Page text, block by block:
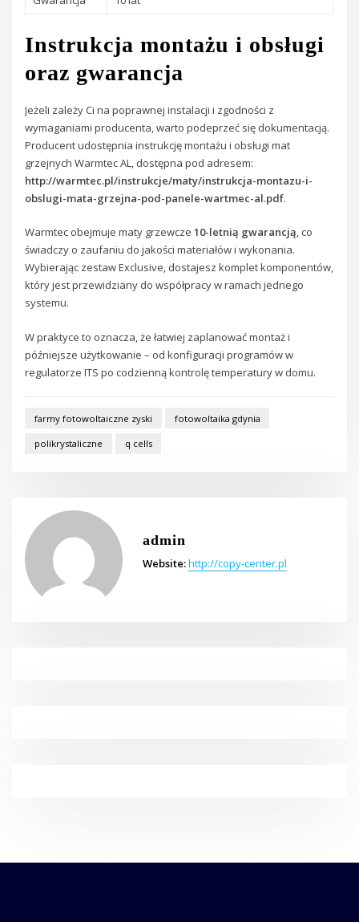
Instrukcja montażu i obsługi
oraz gwarancja
Jeżeli zależy Ci na poprawnej instalacji i zgodności z
wymaganiami producenta, warto podeprzeć się dokumentacją.
Producent udostępnia instrukcję montażu i obsługi mat
grzejnych Warmtec AL, dostępna pod adresem:
http://warmtec.pl/instrukcje/maty/instrukcja-montazu-i-
obslugi-mata-grzejna-pod-panele-wartmec-al.pdf.
Warmtec obejmuje maty grzewcze10-letnią gwarancją, co
świadczy o zaufaniu do jakości materiałów i wykonania.
Wybierając zestaw Exclusive, dostajesz komplet komponentów,
który jest przewidziany do współpracy w ramach jednego
systemu.
W praktyce to oznacza, że łatwiej zaplanować montaż i
późniejsze użytkowanie – od konfiguracji programów w
regulatorze ITS po codzienną kontrolę temperatury w domu.
farmy fotowoltaiczne zyski fotowoltaika gdynia
polikrystaliczne q cells
admin
Website:http://copy-center.pl